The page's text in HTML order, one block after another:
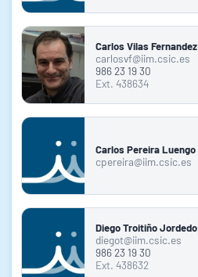
Carlos Vilas Fernandez
carlosvf@iim.csic.es
986 23 19 30
Ext. 438634
Carlos Pereira Luengo
cpereira@iim.csic.es
Diego Troitiño Jordedo
diegot@iim.csic.es
986 23 19 30
Ext. 438632